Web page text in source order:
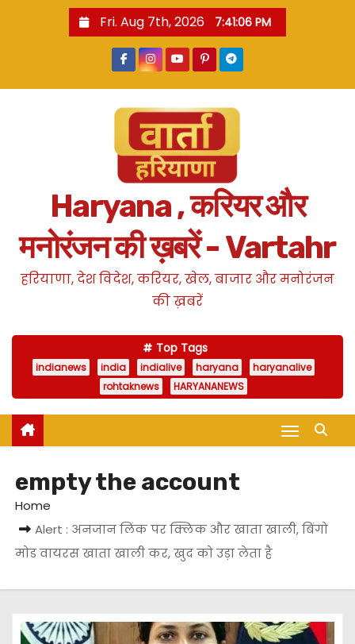
Fri. Aug 7th, 2026 7:41:07 PM
Haryana , करियर और
मनोरंजन की ख़बरें - Vartahr
हरियाणा, देश विदेश, करियर, खेल, बाजार और मनोरंजन
की ख़बरें
Top Tags
indianews india indialive haryana
haryanalive
rohtaknews
HARYANANEWS
empty the account
Home
Alert : अनजान लिंक पर क्लिक और खाता खाली, बिंगो
मोड वायरस खाता खाली कर, खुद को उड़ा लेता है